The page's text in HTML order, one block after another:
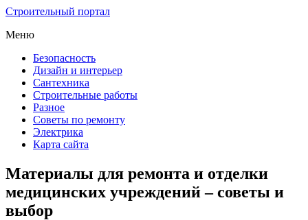
Строительный портал
Меню
Безопасность
Дизайн и интерьер
Сантехника
Строительные работы
Разное
Советы по ремонту
Электрика
Карта сайта
Материалы для ремонта и отделки
медицинских учреждений – советы и
выбор